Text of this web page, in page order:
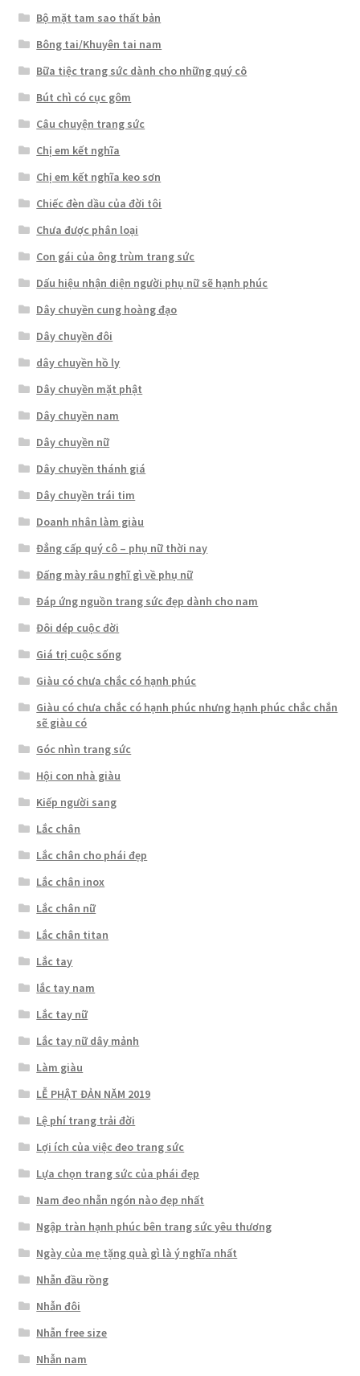
Bộ mặt tam sao thất bản
Bông tai/Khuyên tai nam
Bữa tiệc trang sức dành cho những quý cô
Bút chì có cục gôm
Câu chuyện trang sức
Chị em kết nghĩa
Chị em kết nghĩa keo sơn
Chiếc đèn dầu của đời tôi
Chưa được phân loại
Con gái của ông trùm trang sức
Dấu hiệu nhận diện người phụ nữ sẽ hạnh phúc
Dây chuyền cung hoàng đạo
Dây chuyền đôi
dây chuyền hồ ly
Dây chuyền mặt phật
Dây chuyền nam
Dây chuyền nữ
Dây chuyền thánh giá
Dây chuyền trái tim
Doanh nhân làm giàu
Đẳng cấp quý cô – phụ nữ thời nay
Đấng mày râu nghĩ gì về phụ nữ
Đáp ứng nguồn trang sức đẹp dành cho nam
Đôi dép cuộc đời
Giá trị cuộc sống
Giàu có chưa chắc có hạnh phúc
Giàu có chưa chắc có hạnh phúc nhưng hạnh phúc chắc chắn
sẽ giàu có
Góc nhìn trang sức
Hội con nhà giàu
Kiếp người sang
Lắc chân
Lắc chân cho phái đẹp
Lắc chân inox
Lắc chân nữ
Lắc chân titan
Lắc tay
lắc tay nam
Lắc tay nữ
Lắc tay nữ dây mảnh
Làm giàu
LỄ PHẬT ĐẢN NĂM 2019
Lệ phí trang trải đời
Lợi ích của việc đeo trang sức
Lựa chọn trang sức của phái đẹp
Nam đeo nhẫn ngón nào đẹp nhất
Ngập tràn hạnh phúc bên trang sức yêu thương
Ngày của mẹ tặng quà gì là ý nghĩa nhất
Nhẫn đầu rồng
Nhẫn đôi
Nhẫn free size
Nhẫn nam